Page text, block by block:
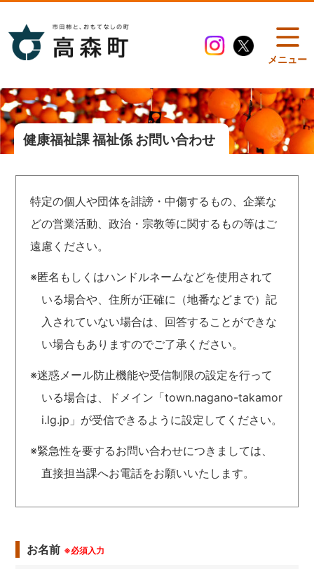
メニュー
健康福祉課 福祉係 お問い合わせ
特定の個人や団体を誹謗・中傷するもの、企業な
どの営業活動、政治・宗教等に関するもの等はご
遠慮ください。
※匿名もしくはハンドルネームなどを使用されて
いる場合や、住所が正確に（地番などまで）記
入されていない場合は、回答することができな
い場合もありますのでご了承ください。
※迷惑メール防止機能や受信制限の設定を行って
いる場合は、ドメイン「town.nagano-takamor
i.lg.jp」が受信できるように設定してください。
※緊急性を要するお問い合わせにつきましては、
直接担当課へお電話をお願いいたします。
お名前 ※必須入力